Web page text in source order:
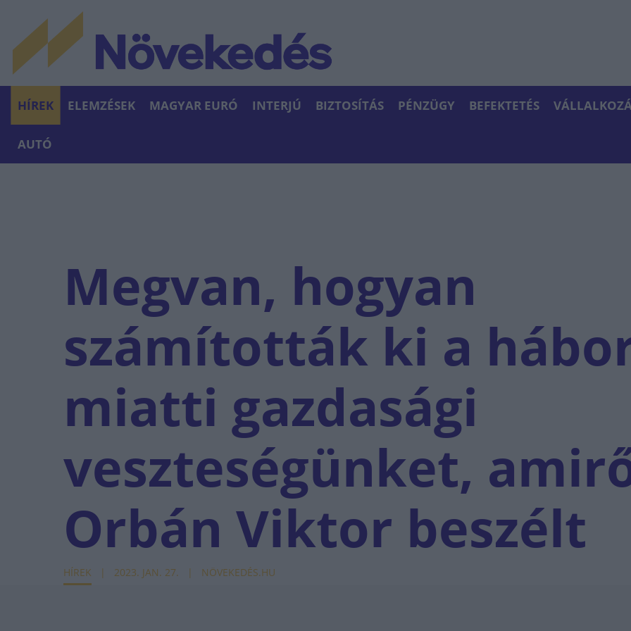
HÍREK ELEMZÉSEK MAGYAR EURÓ INTERJÚ BIZTOSÍTÁS PÉNZÜGY BEFEKTETÉS
AUTÓ
Megvan, hogyan
számították ki a
miatti gazdasági
veszteségünket,
Orbán Viktor beszélt
HÍREK 2023. JAN. 27. NÖVEKEDÉS.HU